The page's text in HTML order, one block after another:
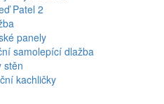
Patel 2
panely
samolepící dlažba
stěn
kachličky